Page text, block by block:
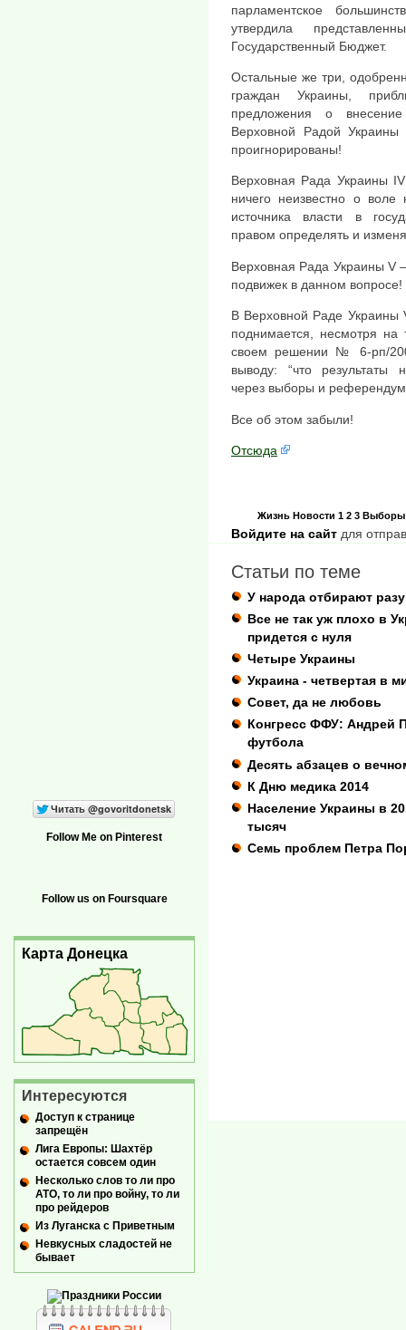
парламентское
утвердила
Государственный Бюджет.
Остальные же три,
граждан Украины,
предложения о
Верховной Радой
проигнорированы!
Верховная Рада Украины
ничего неизвестно о воле
источника власти в
правом определять и
Верховная Рада Украины V
подвижек в данном вопросе!
В Верховной Раде Украины
поднимается, несмотря на
своем решении № 6-рп/
выводу: “что результаты
через выборы и
Все об этом забыли!
Отсюда
Жизнь Новости 1 2 3 Выборы
Войдите на сайт для
Статьи по теме
У народа отбирают
Все не так уж плохо в
придется с нуля
Четыре Украины
Украина - четвертая в
Совет, да не любовь
Конгресс ФФУ: Андрей
футбола
Десять абзацев о
К Дню медика 2014
Население Украины в
тысяч
Семь проблем Петра
Follow Me on Pinterest
Follow us on Foursquare
Карта Донецка
Интересуются
Доступ к странице
запрещён
Лига Европы: Шахтёр
остается совсем один
Несколько слов то ли про
АТО, то ли про войну, то ли
про рейдеров
Из Луганска с Приветным
Невкусных сладостей не
бывает